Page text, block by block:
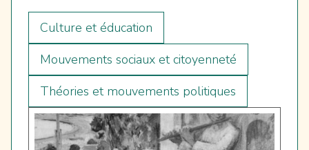
Culture et éducation
Mouvements sociaux et citoyenneté
Théories et mouvements politiques